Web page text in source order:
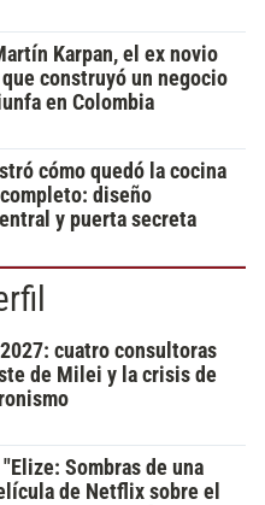
Karpan, el ex novio
construyó un negocio
en Colombia
cómo quedó la cocina
diseño
y puerta secreta
cuatro consultoras
de Milei y la crisis de
Sombras de una
de Netflix sobre el